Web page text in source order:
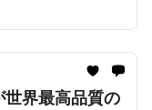
界最高品質の